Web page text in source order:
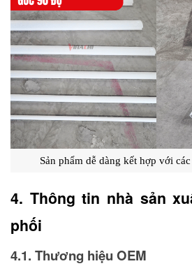
Sản phẩm dễ dàng kết hợp với
4. Thông tin nhà sản
phối
4.1. Thương hiệu OEM